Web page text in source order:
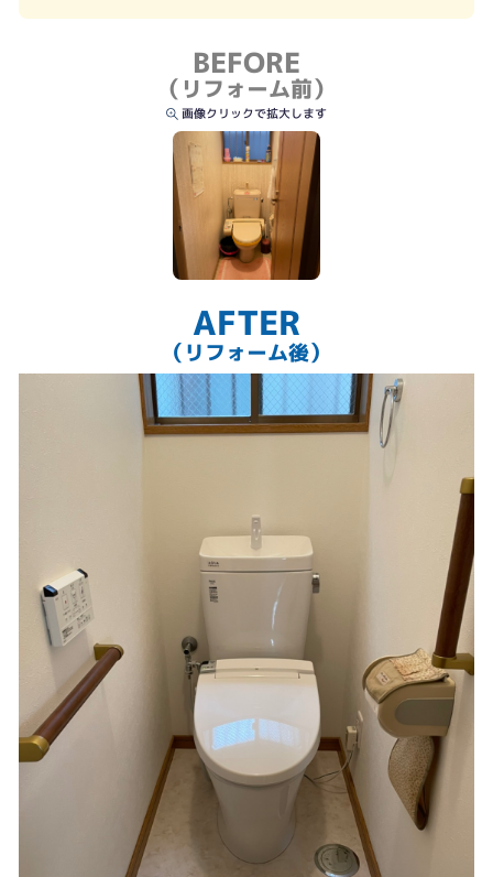
BEFORE
（リフォーム前）
画像クリックで拡大します
AFTER
（リフォーム後）